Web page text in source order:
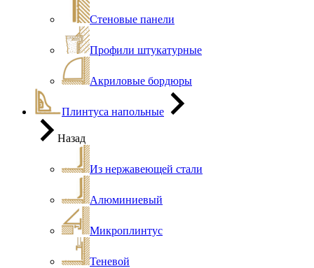
Стеновые панели
Профили штукатурные
Акриловые бордюры
Плинтуса напольные
Назад
Из нержавеющей стали
Алюминиевый
Микроплинтус
Теневой